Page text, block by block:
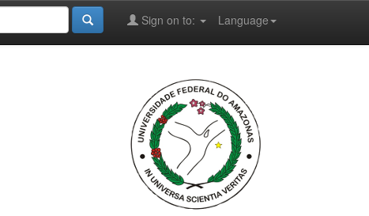
Language
Sign on to: